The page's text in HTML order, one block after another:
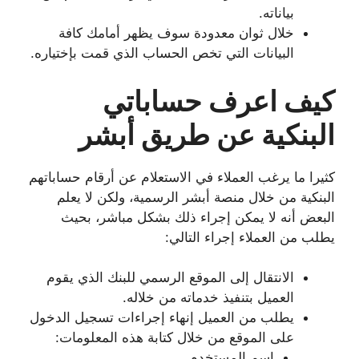
بياناته.
خلال ثوان معدودة سوف يظهر أمامك كافة
البيانات التي تخص الحساب الذي قمت بإختياره.
كيف اعرف حساباتي
البنكية عن طريق أبشر
كثيرا ما يرغب العملاء في الاستعلام عن أرقام حساباتهم
البنكية من خلال منصة أبشر الرسمية، ولكن لا يعلم
البعض أنه لا يمكن إجراء ذلك بشكل مباشر، بحيث
يطلب من العملاء إجراء التالي:
الانتقال إلى الموقع الرسمي للبنك الذي يقوم
العميل بتنفيذ خدماته من خلاله.
يطلب من العميل إنهاء إجراءات تسجيل الدخول
على الموقع من خلال كتابة هذه المعلومات: